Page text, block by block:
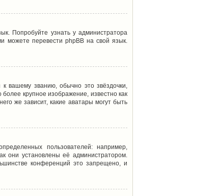
Попробуйте узнать у администратора
можете перевести phpBB на свой язык.
вашему званию, обычно это звёздочки,
крупное изображение, известно как
же зависит, какие аватары могут быть
пользователей: например,
они установлены её администратором.
конференций это запрещено, и